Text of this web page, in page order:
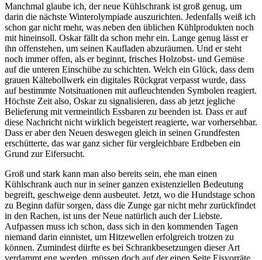
Manchmal glaube ich, der neue Kühlschrank ist groß genug, um
darin die nächste Winterolympiade auszurichten. Jedenfalls weiß ich
schon gar nicht mehr, was neben den üblichen Kühlprodukten noch
mit hineinsoll. Oskar fällt da schon mehr ein. Lange genug lässt er
ihn offenstehen, um seinen Kaufladen abzuräumen. Und er steht
noch immer offen, als er beginnt, frisches Holzobst- und Gemüse
auf die unteren Einschübe zu schichten. Welch ein Glück, dass dem
grauen Kältebollwerk ein digitales Rückgrat verpasst wurde, dass
auf bestimmte Notsituationen mit aufleuchtenden Symbolen reagiert.
Höchste Zeit also, Oskar zu signalisieren, dass ab jetzt jegliche
Belieferung mit vermeintlich Essbaren zu beenden ist. Dass er auf
diese Nachricht nicht wirklich begeistert reagierte, war vorhersehbar.
Dass er aber den Neuen deswegen gleich in seinen Grundfesten
erschütterte, das war ganz sicher für vergleichbare Erdbeben ein
Grund zur Eifersucht.
Groß und stark kann man also bereits sein, ehe man einen
Kühlschrank auch nur in seiner ganzen existenziellen Bedeutung
begreift, geschweige denn ausbeutet. Jetzt, wo die Hundstage schon
zu Beginn dafür sorgen, dass die Zunge gar nicht mehr zurückfindet
in den Rachen, ist uns der Neue natürlich auch der Liebste.
Aufpassen muss ich schon, dass sich in den kommenden Tagen
niemand darin einnistet, um Hitzewellen erfolgreich trotzen zu
können. Zumindest dürfte es bei Schrankbesetzungen dieser Art
verdammt eng werden, müssen doch auf der einen Seite Eisvorräte